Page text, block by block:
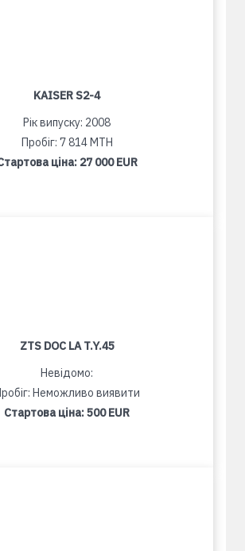
KAISER S2-4
Рік випуску: 2008
Пробіг: 7 814 MTH
ціна: 27 000 EUR
ZTS DOC LA T.Y.45
Невідомо:
Неможливо виявити
Стартова ціна:500 EUR